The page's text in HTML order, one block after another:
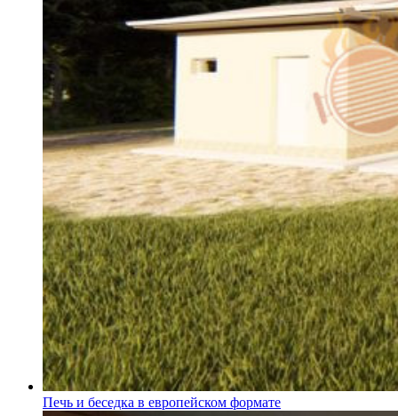
Печь и беседка в европейском формате